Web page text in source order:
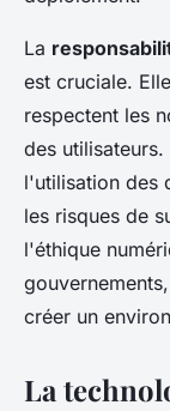
La
est cruciale.
respectent les
des
l'utilisation des
les risques de
l'éthique
créer un
La